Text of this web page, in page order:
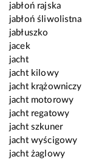
jabłoń rajska
jabłoń śliwolistna
jabłuszko
jacek
jacht
jacht kilowy
jacht krążowniczy
jacht motorowy
jacht regatowy
jacht szkuner
jacht wyścigowy
jacht żaglowy